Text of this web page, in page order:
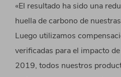
«El resultado ha sido una
huella de carbono de
Luego utilizamos
verificadas para el impacto
2019, todos nuestros